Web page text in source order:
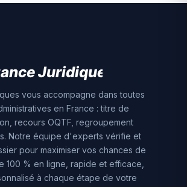
vous accompagne dans toutes
en France : titre de
recours OQTF, regroupement
Notre équipe d'experts vérifie et
pour maximiser vos chances de
100 % en ligne, rapide et efficace,
à chaque étape de votre